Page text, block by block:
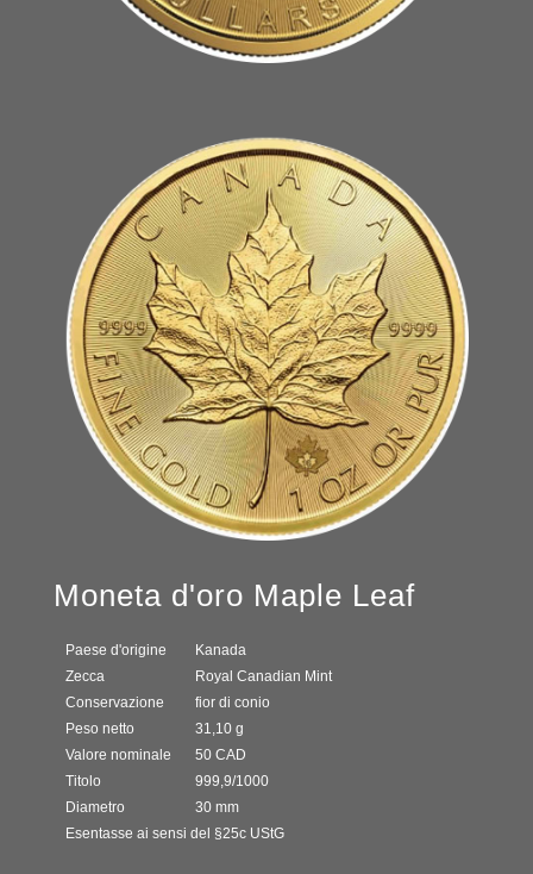
Moneta d'oro Maple Leaf
Paese d'origine
Kanada
Zecca
Royal Canadian Mint
Conservazione
fior di conio
Peso netto
31,10 g
Valore nominale
50 CAD
Titolo
999,9/1000
Diametro
30 mm
Esentasse ai sensi del §25c UStG